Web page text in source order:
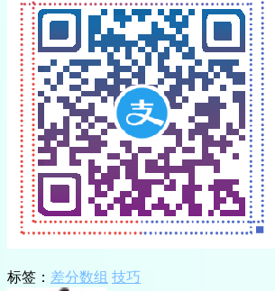
标签： 差分数组 技巧